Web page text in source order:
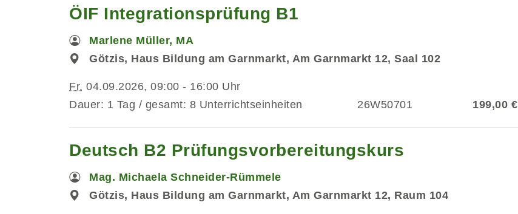
ÖIF Integrationsprüfung B1
Marlene Müller, MA
Götzis, Haus Bildung am Garnmarkt, Am Garnmarkt 12, Saal 102
Fr. 04.09.2026, 09:00 - 16:00 Uhr
Dauer: 1 Tag / gesamt: 8 Unterrichtseinheiten
26W50701 199,00 €
Deutsch B2 Prüfungsvorbereitungskurs
Mag. Michaela Schneider-Rümmele
Götzis, Haus Bildung am Garnmarkt, Am Garnmarkt 12, Raum 104